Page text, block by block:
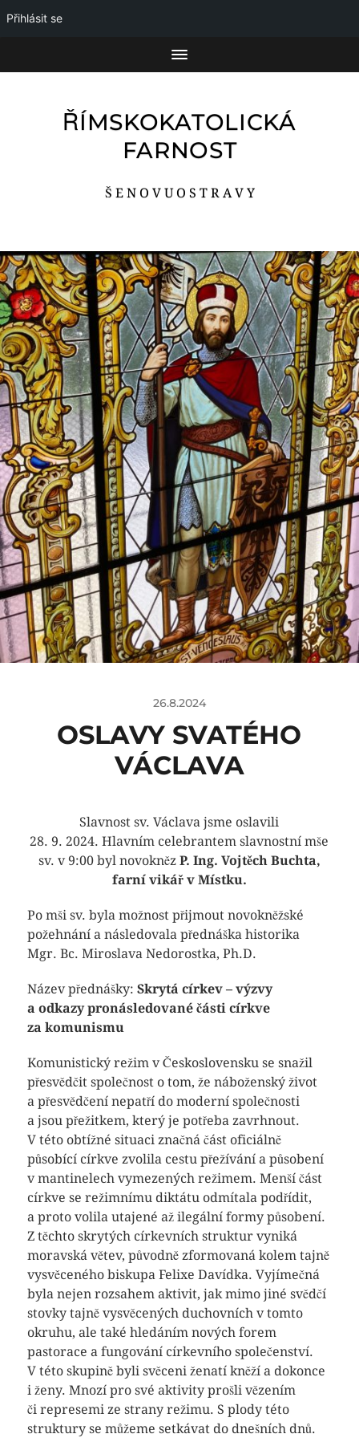
Přihlásit se
ŘÍMSKOKATOLICKÁ
FARNOST
Š E N O V U O S T R A V Y
26.8.2024
OSLAVY SVATÉHO
VÁCLAVA
Slavnost sv. Václava jsme oslavili
28. 9. 2024. Hlavním celebrantem slavnostní mše
sv. v 9:00 byl novokněz P. Ing. Vojtěch Buchta,
farní vikář v Místku.
Po mši sv. byla možnost přijmout novokněžské
požehnání a následovala přednáška historika
Mgr. Bc. Miroslava Nedorostka, Ph.D.
Název přednášky: Skrytá církev – výzvy
a odkazy pronásledované části církve
za komunismu
Komunistický režim v Československu se snažil
přesvědčit společnost o tom, že náboženský život
a přesvědčení nepatří do moderní společnosti
a jsou přežitkem, který je potřeba zavrhnout.
V této obtížné situaci značná část oficiálně
působící církve zvolila cestu přežívání a působení
v mantinelech vymezených režimem. Menší část
církve se režimnímu diktátu odmítala podřídit,
a proto volila utajené až ilegální formy působení.
Z těchto skrytých církevních struktur vyniká
moravská větev, původně zformovaná kolem tajně
vysvěceného biskupa Felixe Davídka. Vyjímečná
byla nejen rozsahem aktivit, jak mimo jiné svědčí
stovky tajně vysvěcených duchovních v tomto
okruhu, ale také hledáním nových forem
pastorace a fungování církevního společenství.
V této skupině byli svěceni ženatí kněží a dokonce
i ženy. Mnozí pro své aktivity prošli vězením
či represemi ze strany režimu. S plody této
struktury se můžeme setkávat do dnešních dnů.